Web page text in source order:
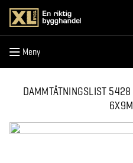
Meny
Meny
DAMMTÄTNINGSLIST